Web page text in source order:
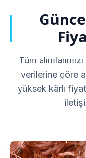
Tüm
verilerine göre
yüksek kârlı